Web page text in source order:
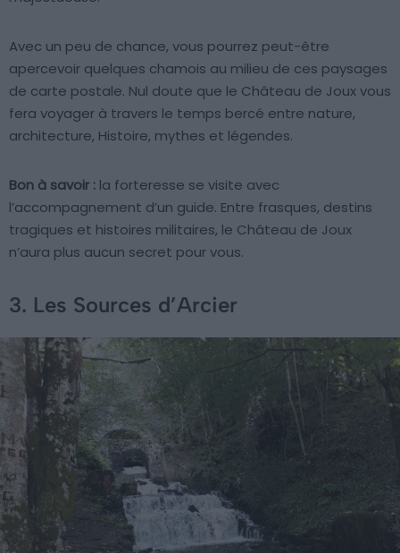
Avec un peu de chance, vous pourrez peut-être
apercevoir quelques chamois au milieu de ces paysages
de carte postale. Nul doute que le Château de Joux vous
fera voyager à travers le temps bercé entre nature,
architecture, Histoire, mythes et légendes.
Bon à savoir : la forteresse se visite avec
l’accompagnement d’un guide. Entre frasques, destins
tragiques et histoires militaires, le Château de Joux
n’aura plus aucun secret pour vous.
3. Les Sources d’Arcier